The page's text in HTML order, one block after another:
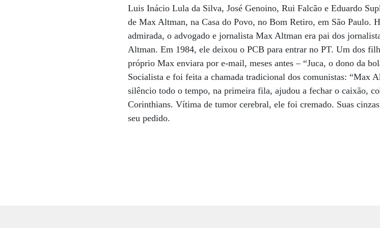
Luis Inácio Lula da Silva, José Genoino, Rui Falcão e Eduardo
de Max Altman, na Casa do Povo, no Bom Retiro, em São Paulo.
admirada, o advogado e jornalista Max Altman era pai dos
Altman. Em 1984, ele deixou o PCB para entrar no PT. Um dos
próprio Max enviara por e-mail, meses antes – “Juca, o dono da
Socialista e foi feita a chamada tradicional dos comunistas: “Max
silêncio todo o tempo, na primeira fila, ajudou a fechar o caixão,
Corinthians. Vítima de tumor cerebral, ele foi cremado. Suas
seu pedido.